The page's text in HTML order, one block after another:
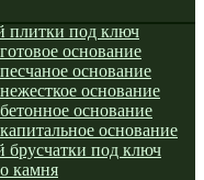
плитки под ключ
основание
основание
основание
основание
основание
брусчатки под ключ
камня